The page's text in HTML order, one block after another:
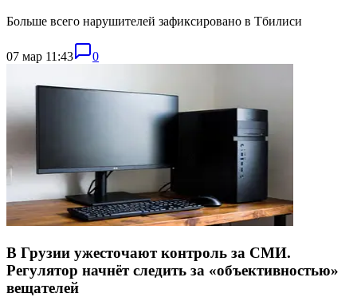
Больше всего нарушителей зафиксировано в Тбилиси
07 мар 11:43 0
В Грузии ужесточают контроль за СМИ.
Регулятор начнёт следить за «объективностью»
вещателей